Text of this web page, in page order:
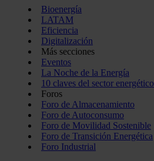
Bioenergía
LATAM
Eficiencia
Digitalización
Más secciones
Eventos
La Noche de la Energía
10 claves del sector energético
Foros
Foro de Almacenamiento
Foro de Autoconsumo
Foro de Movilidad Sostenible
Foro de Transición Energética
Foro Industrial